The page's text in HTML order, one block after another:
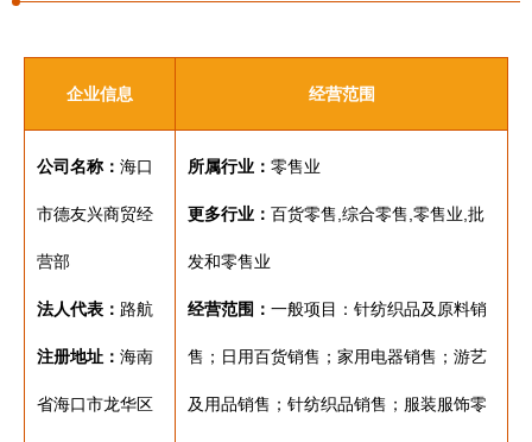
企业信息 经营范围
公司名称： 海口
市德友兴商贸经
营部
法人代表： 路航
注册地址： 海南
省海口市龙华区
所属行业： 零售业
更多行业： 百货零售,综合零售,零售业,批
发和零售业
经营范围： 一般项目：针纺织品及原料销
售；日用百货销售；家用电器销售；游艺
及用品销售；针纺织品销售；服装服饰零